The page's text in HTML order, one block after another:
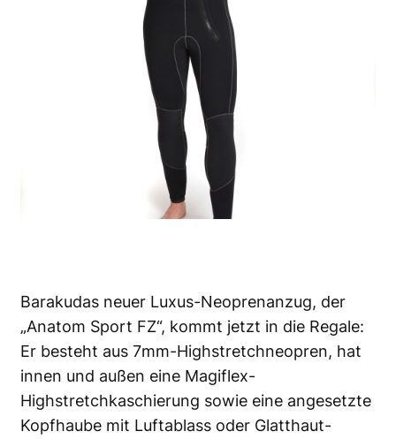
Barakudas neuer Luxus-Neoprenanzug, der
„Anatom Sport FZ“, kommt jetzt in die Regale:
Er besteht aus 7mm-Highstretchneopren, hat
innen und außen eine Magiflex-
Highstretchkaschierung sowie eine angesetzte
Kopfhaube mit Luftablass oder Glatthaut-